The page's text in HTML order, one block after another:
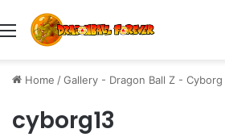
Menu
Home /Gallery - Dragon Ball Z - Cyborg
cyborg13